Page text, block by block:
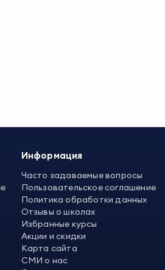
Информация
Часто задаваемые вопросы
Пользовательское соглашение
Политика обработки данных
Отзывы о школах
Избранные курсы
Акции и скидки
Карта сайта
СМИ о нас